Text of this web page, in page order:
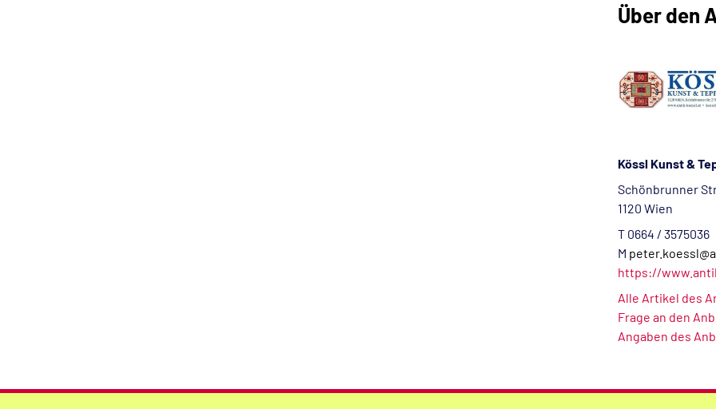
Über den
Kössl Kunst &
Schönbrunner
1120 Wien
T 0664 / 3575036
M
https://
Alle Artikel des
Frage an den
Angaben des